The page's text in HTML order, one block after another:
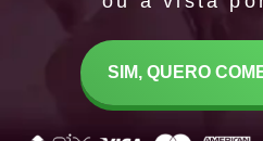
SIM, QUERO